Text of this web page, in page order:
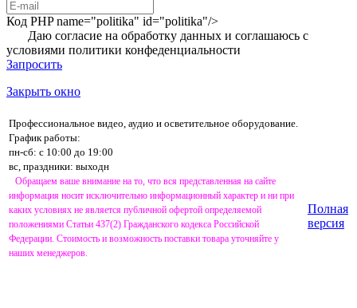
Код PHPname="politika" id="politika"/>
Даю согласие на обработку данных и соглашаюсь с
условиями политики конфеденциальности
Запросить
Закрыть окно
Профессиональное видео, аудио и осветительное оборудование.
График работы:
пн-сб: с 10:00 до 19:00
вс, праздники: выходн
Обращаем ваше внимание на то, что вся представленная на сайте
информация носит исключительно информационный характер и ни при
каких условиях не является публичной офертой определяемой
положениями Статьи 437(2) Гражданского кодекса Российской
Федерации. Стоимость и возможность поставки товара уточняйте у
наших менеджеров.
Полная
версия